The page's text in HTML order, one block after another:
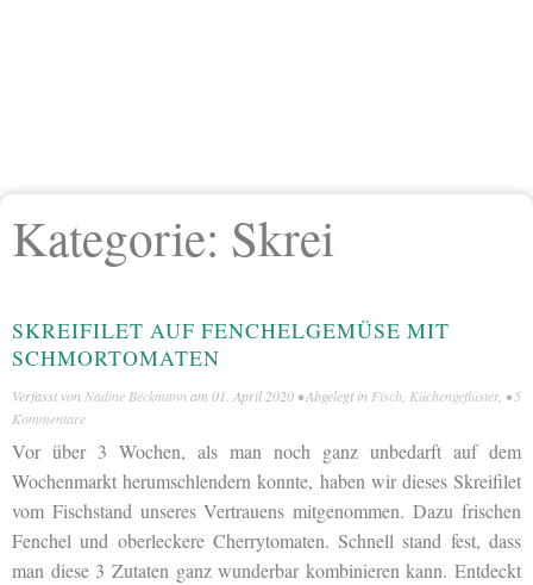
Kategorie: Skrei
SKREIFILET AUF FENCHELGEMÜSE MIT
SCHMORTOMATEN
Verfasst von Nadine Beckmann am 01. April 2020 • Abgelegt in Fisch Küchengeflüster, • 5
Kommentare
Vor über 3 Wochen, als man noch ganz unbedarft auf dem
Wochenmarkt herumschlendern konnte, haben wir dieses Skreifilet
vom Fischstand unseres Vertrauens mitgenommen. Dazu frischen
Fenchel und oberleckere Cherrytomaten. Schnell stand fest, dass
man diese 3 Zutaten ganz wunderbar kombinieren kann. Entdeckt